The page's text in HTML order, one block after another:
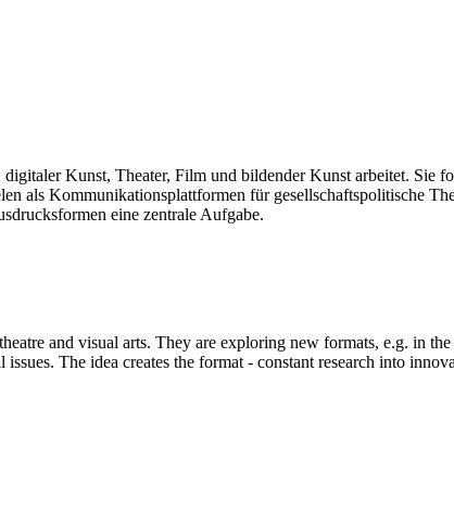
Kunst, Theater, Film und bildender Kunst arbeitet. Sie
als Kommunikationsplattformen für gesellschaftspolitische
eine zentrale Aufgabe.
and visual arts. They are exploring new formats, e.g. in
The idea creates the format - constant research into